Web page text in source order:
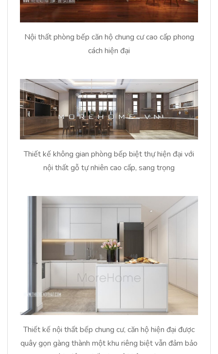
Nội thất phòng bếp căn hộ chung cư cao cấp phong
cách hiện đại
Thiết kế không gian phòng bếp biệt thự hiện đại với
nội thất gỗ tự nhiên cao cấp, sang trọng
Thiết kế nội thất bếp chung cư, căn hộ hiện đại được
quây gọn gàng thành một khu riêng biệt vẫn đảm bảo